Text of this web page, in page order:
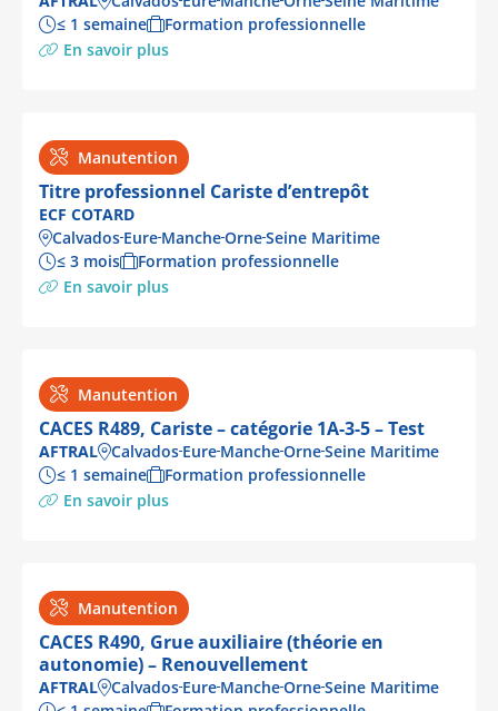
≤ 1 semaine
Formation professionnelle
En savoir plus
Titre professionnel Cariste d’entrepôt
Manutention
ECF COTARD
Calvados Eure MancheOrneSeine Maritime
≤ 3 mois
Formation professionnelle
En savoir plus
CACES R489, Cariste – catégorie 1A-3-5 – Test
Manutention
AFTRAL Calvados Eure MancheOrneSeine Maritime
≤ 1 semaine
Formation professionnelle
En savoir plus
CACES R490, Grue auxiliaire (théorie en
autonomie) – Renouvellement
Manutention
AFTRAL Calvados Eure MancheOrneSeine Maritime